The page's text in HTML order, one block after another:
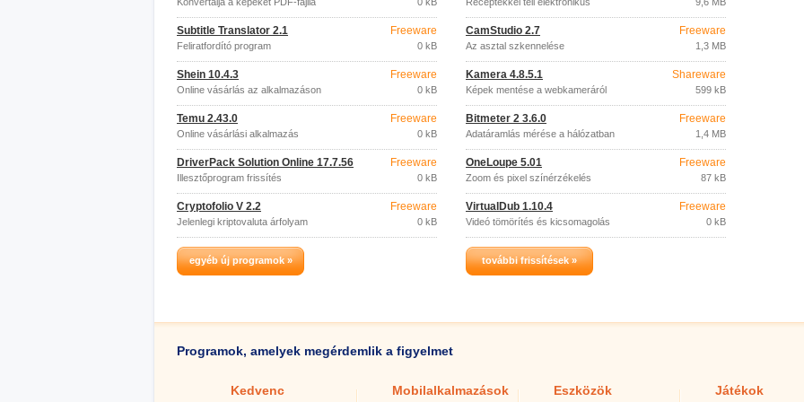
Subtitle Translator 2.1
Feliratfordító program
Freeware
0 kB
Shein 10.4.3
Online vásárlás az alkalmazáson
Freeware
0 kB
Temu 2.43.0
Online vásárlási alkalmazás
Freeware
0 kB
DriverPack Solution Online 17.7.56
Illesztőprogram frissítés
Freeware
0 kB
Cryptofolio V 2.2
Jelenlegi kriptovaluta árfolyam
Freeware
0 kB
egyéb új programok »
szakácskönyv.
CamStudio 2.7
Az asztal szkennelése
Freeware
1,3 MB
Kamera 4.8.5.1
Képek mentése a webkameráról
Shareware
599 kB
Bitmeter 2 3.6.0
Adatáramlás mérése a hálózatban
Freeware
1,4 MB
OneLoupe 5.01
Zoom és pixel színérzékelés
Freeware
87 kB
VirtualDub 1.10.4
Videó tömörítés és kicsomagolás
Freeware
0 kB
további frissítések »
Programok, amelyek megérdemlik a figyelmet
Kedvenc Mobilalkalmazások Eszközök Játékok